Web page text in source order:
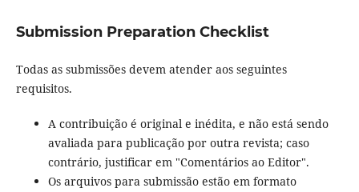
Submission Preparation Checklist
Todas as submissões devem atender aos seguintes
requisitos.
A contribuição é original e inédita, e não está sendo
avaliada para publicação por outra revista; caso
contrário, justificar em "Comentários ao Editor".
Os arquivos para submissão estão em formato